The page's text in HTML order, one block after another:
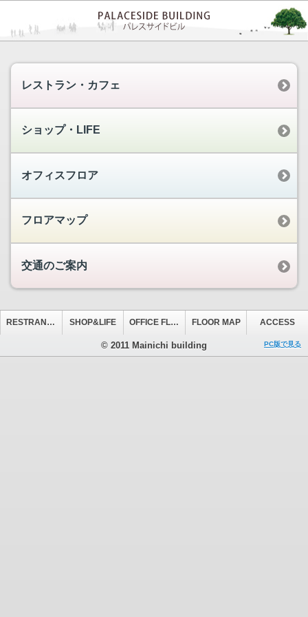
レストラン・カフェ
ショップ・LIFE
オフィスフロア
フロアマップ
交通のご案内
RESTRANT&CAFE SHOP&LIFE OFFICE FLOOR FLOOR MAP ACCESS
© 2011 Mainichi building PC版で見る